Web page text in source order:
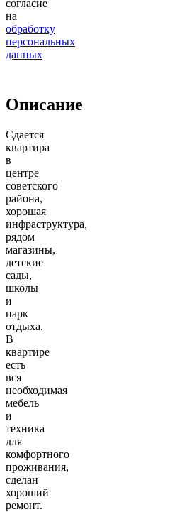
согласие
на
обработку
персональных
данных
Описание
Сдается
квартира
в
центре
советского
района,
хорошая
инфраструктура,
рядом
магазины,
детские
сады,
школы
и
парк
отдыха.
В
квартире
есть
вся
необходимая
мебель
и
техника
для
комфортного
проживания,
сделан
хороший
ремонт.